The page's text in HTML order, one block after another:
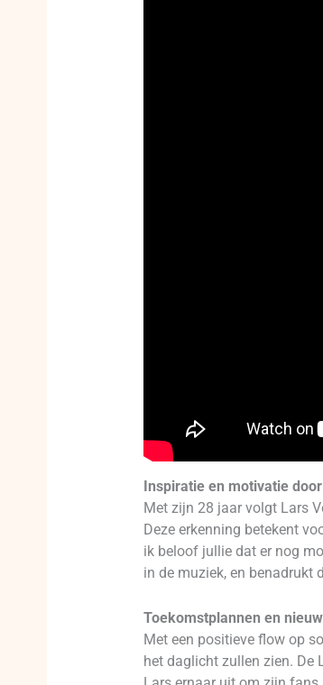
Inspiratie en motivatie
Met zijn 28 jaar volgt Lars
Deze erkenning betekent
ik beloof jullie dat er nog
in de muziek, en benadrukt
Toekomstplannen en
Met een positieve flow op
het daglicht zullen zien. De